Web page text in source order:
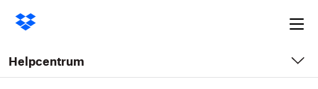
Helpcentrum